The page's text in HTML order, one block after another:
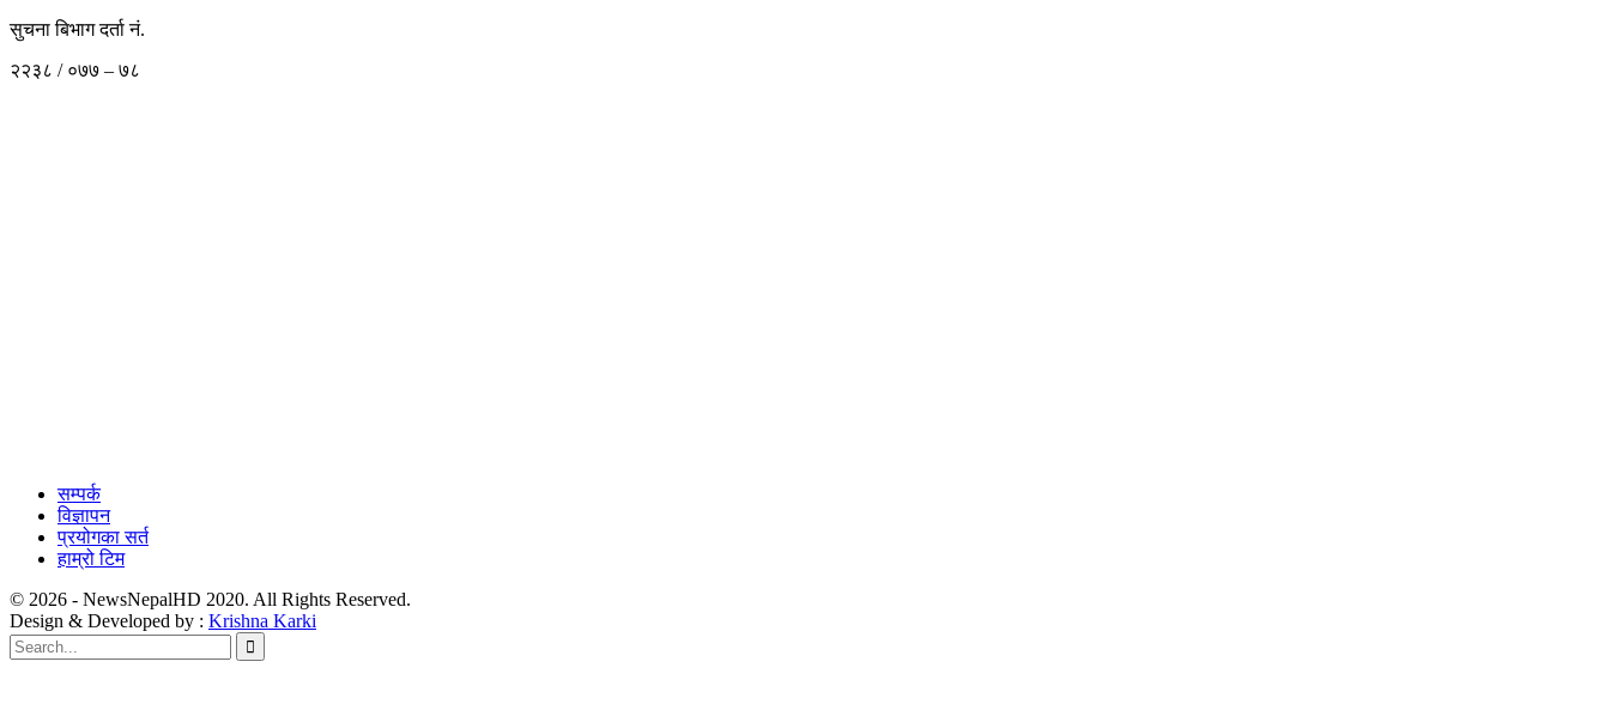
सुचना बिभाग दर्ता नं.
२२३८ / ०७७ – ७८
सम्पर्क
विज्ञापन
प्रयोगका सर्त
हाम्रो टिम
© 2026 - NewsNepalHD 2020. All Rights Reserved.
Design & Developed by : Krishna Karki